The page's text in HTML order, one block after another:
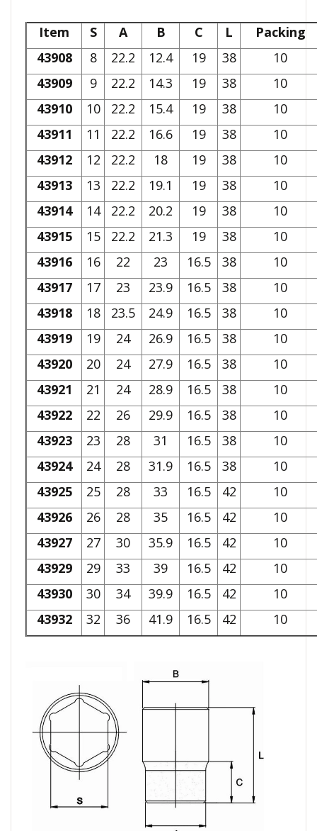
Item S A B C L
Packing
43908
8 22.2 12.4 19 38
10
43909
9 22.2 14.3 19 38
10
43910
10 22.2 15.4 19 38
10
43911
11 22.2 16.6 19 38
10
43912
12 22.2 18 19 38
10
43913
13 22.2 19.1 19 38
10
43914
14 22.2 20.2 19 38
10
43915
15 22.2 21.3 19 38
10
43916
16 22 23 16.5 38
10
43917
17 23 23.9 16.5 38
10
43918
18 23.5 24.9 16.5 38
10
43919
19 24 26.9 16.5 38
10
43920
20 24 27.9 16.5 38
10
43921
21 24 28.9 16.5 38
10
43922
22 26 29.9 16.5 38
10
43923
23 28 31 16.5 38
10
43924
24 28 31.9 16.5 38
10
43925
25 28 33 16.5 42
10
43926
26 28 35 16.5 42
10
43927
27 30 35.9 16.5 42
10
43929
29 33 39 16.5 42
10
43930
30 34 39.9 16.5 42
10
43932
32 36 41.9 16.5 42 10